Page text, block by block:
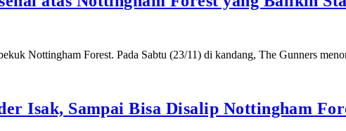
Nottingham Forest. Pada Sabtu (23/11) di kandang, The Gunners
Isak, Sampai Bisa Disalip Nottingham